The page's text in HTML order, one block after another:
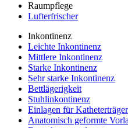
Raumpflege
Lufterfrischer
Inkontinenz
Leichte Inkontinenz
Mittlere Inkontinenz
Starke Inkontinenz
Sehr starke Inkontinenz
Bettlägerigkeit
Stuhlinkontinenz
Einlagen für Katheterträger
Anatomisch geformte